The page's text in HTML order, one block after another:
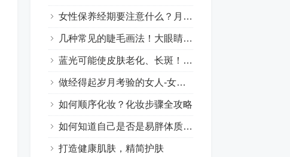
女性保养经期要注意什么？月经期间如何保养皮肤？
几种常见的睫毛画法！大眼睛的时尚妆容技巧让你更漂亮
蓝光可能使皮肤老化、长斑！肌肤保养也要抗蓝光
做经得起岁月考验的女人-女性保养的意义
如何顺序化妆？化妆步骤全攻略
如何知道自己是否是易胖体质呢？
打造健康肌肤，精简护肤